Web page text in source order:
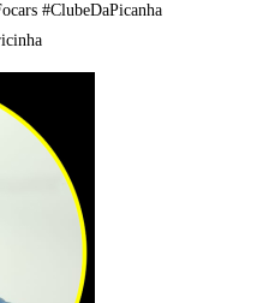
#ClubeDaPicanha